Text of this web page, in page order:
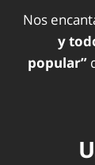
Nos
y
popular”